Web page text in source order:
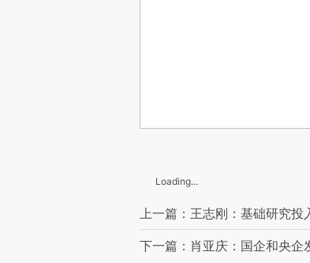
Loading...
上一篇：王志刚：基础研究投
下一篇：肖亚庆：国企和央企